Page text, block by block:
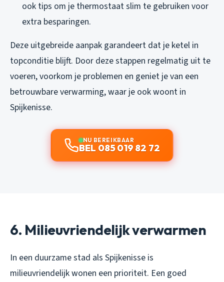
ook tips om je thermostaat slim te gebruiken voor
extra besparingen.
Deze uitgebreide aanpak garandeert dat je ketel in
topconditie blijft. Door deze stappen regelmatig uit te
voeren, voorkom je problemen en geniet je van een
betrouwbare verwarming, waar je ook woont in
Spijkenisse.
NU BEREIKBAAR
BEL 085 019 82 72
6. Milieuvriendelijk verwarmen
In een duurzame stad als Spijkenisse is
milieuvriendelijk wonen een prioriteit. Een goed